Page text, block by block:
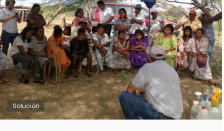
Solución